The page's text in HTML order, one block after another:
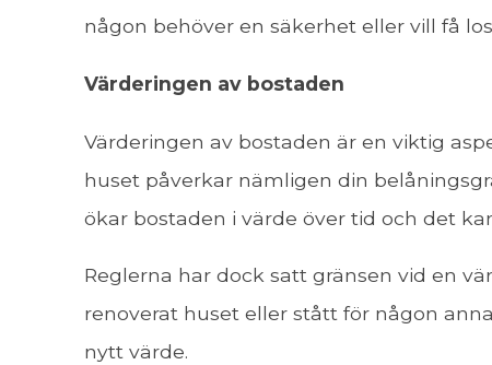
någon behöver en säkerhet eller vill få
Värderingen av bostaden
Värderingen av bostaden är en viktig
huset påverkar nämligen din
ökar bostaden i värde över tid och det
Reglerna har dock satt gränsen vid en
renoverat huset eller stått för någon
nytt värde.